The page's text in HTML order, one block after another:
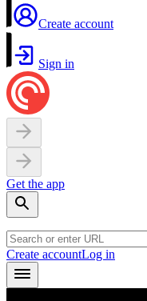
Create account
Sign in
Get the app
Create accountLog in